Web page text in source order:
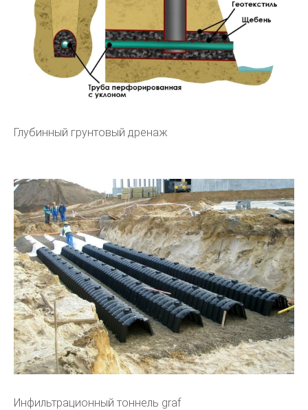
Глубинный грунтовый дренаж
Инфильтрационный тоннель graf